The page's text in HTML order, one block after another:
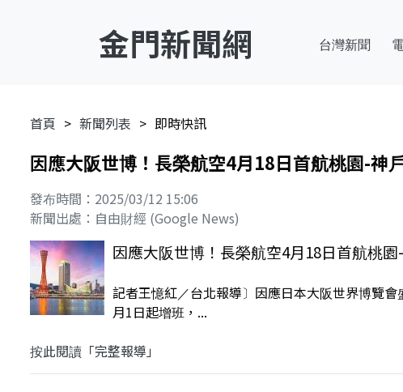
金門新聞網 台灣新聞
首頁 新聞列表 即時快訊
因應大阪世博！長榮航空4月18日首航桃園-神
發布時間：2025/03/12 15:06
新聞出處：自由財經 (Google News)
因應大阪世博！長榮航空4月18日首航桃
記者王憶紅／台北報導〕因應日本大阪世界博覽
月1日起增班，...
按此閱讀「完整報導」